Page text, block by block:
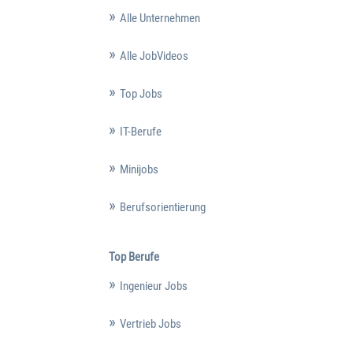
Alle Unternehmen
Alle JobVideos
Top Jobs
IT-Berufe
Minijobs
Berufsorientierung
Top Berufe
Ingenieur Jobs
Vertrieb Jobs